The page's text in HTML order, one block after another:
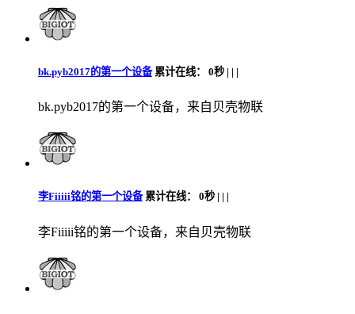
bk.pyb2017的第一个设备累计在线： 0秒 | | |
bk.pyb2017的第一个设备，来自贝壳物联
李Fiiiii铭的第一个设备累计在线： 0秒 | | |
李Fiiiii铭的第一个设备，来自贝壳物联